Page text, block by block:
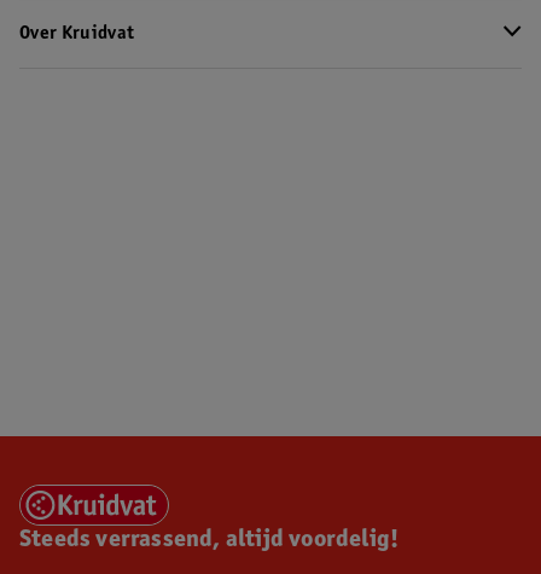
Over Kruidvat
Steeds verrassend, altijd voordelig!